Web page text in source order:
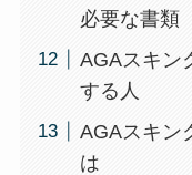
必要な書類
AGAスキン
する人
AGAスキン
は